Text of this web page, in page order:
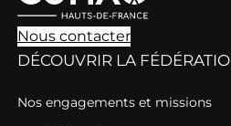
Nous contacter
DÉCOUVRIR LA
Nos engagements et missions